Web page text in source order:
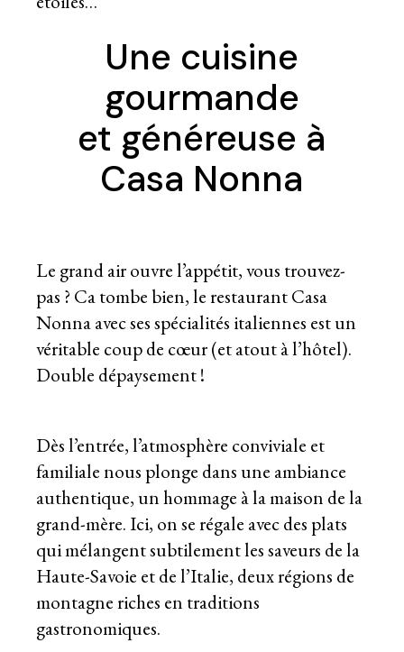
Une cuisine
gourmande
et généreuse à
Casa Nonna
Le grand air ouvre l’appétit, vous trouvez-
pas ? Ca tombe bien, le restaurant Casa
Nonna avec ses spécialités italiennes est un
véritable coup de cœur (et atout à l’hôtel).
Double dépaysement !
Dès l’entrée, l’atmosphère conviviale et
familiale nous plonge dans une ambiance
authentique, un hommage à la maison de la
grand-mère. Ici, on se régale avec des plats
qui mélangent subtilement les saveurs de la
Haute-Savoie et de l’Italie, deux régions de
montagne riches en traditions
gastronomiques.